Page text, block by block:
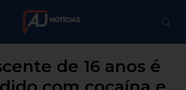
de 16 anos é